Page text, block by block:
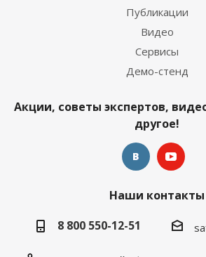
Публикации
Видео
Сервисы
Демо-стенд
Акции, советы экспертов,
другое!
Наши контакты
8 800 550-12-51